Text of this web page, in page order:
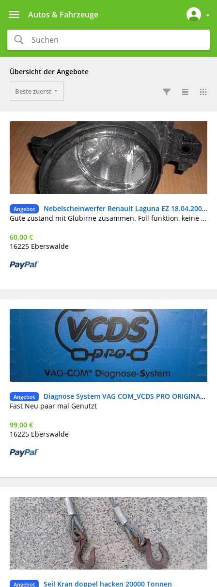
Autos & Fahrzeuge
Übersicht der Angebote
Beste zuerst
Angebot
Nebelscheinwerfer Renault Laguna EZ 18.04.2002 Rechts/Links
Gute zustand mit Glübirne zusammen. Foll funktion, keine beschedigung oder Riese.
60,00 €
16225 Eberswalde
Angebot
Diagnose System VAG COM_VCDS PRO ORIGINAL LIZENS
Fast Neu paar mal Genutzt
99,00 €
16225 Eberswalde
Angebot
Seil Kran doppel hacken 20000 Tonnen